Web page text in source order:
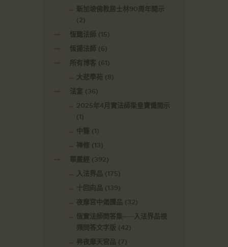
新加坡佛教居士林90周年開示
(2)
恆懿法師 (15)
恆揚法師 (6)
所有博客 (61)
大悲學苑 (8)
法宴 (36)
2025年4月實法師梁皇寶懺開示
(1)
中醫 (1)
禅修 (13)
華嚴經 (392)
入法界品 (175)
十回向品 (139)
夜摩宮中偈讚品 (32)
恆實法師問答集——入法界品視
頻問答文字版 (42)
昇夜摩天宮品 (7)